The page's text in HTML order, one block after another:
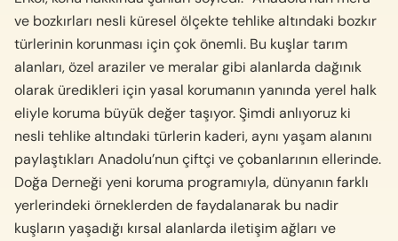
ve bozkırları nesli küresel ölçekte tehlike altındaki bozkır
türlerinin korunması için çok önemli. Bu kuşlar tarım
alanları, özel araziler ve meralar gibi alanlarda dağınık
olarak üredikleri için yasal korumanın yanında yerel halk
eliyle koruma büyük değer taşıyor. Şimdi anlıyoruz ki
nesli tehlike altındaki türlerin kaderi, aynı yaşam alanını
paylaştıkları Anadolu’nun çiftçi ve çobanlarının ellerinde.
Doğa Derneği yeni koruma programıyla, dünyanın farklı
yerlerindeki örneklerden de faydalanarak bu nadir
kuşların yaşadığı kırsal alanlarda iletişim ağları ve